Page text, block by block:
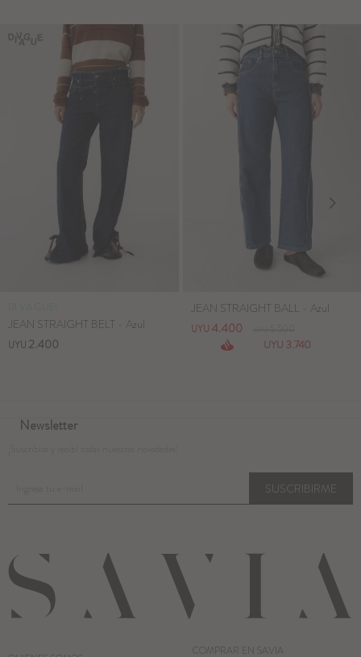
JEAN STRAIGHT BELT - Azul
UYU 2.400
JEAN STRAIGHT BALL - Azul
UYU 4.400
UYU 3.740
Newsletter
SUSCRIBIRME
COMPRAR EN SAVIA